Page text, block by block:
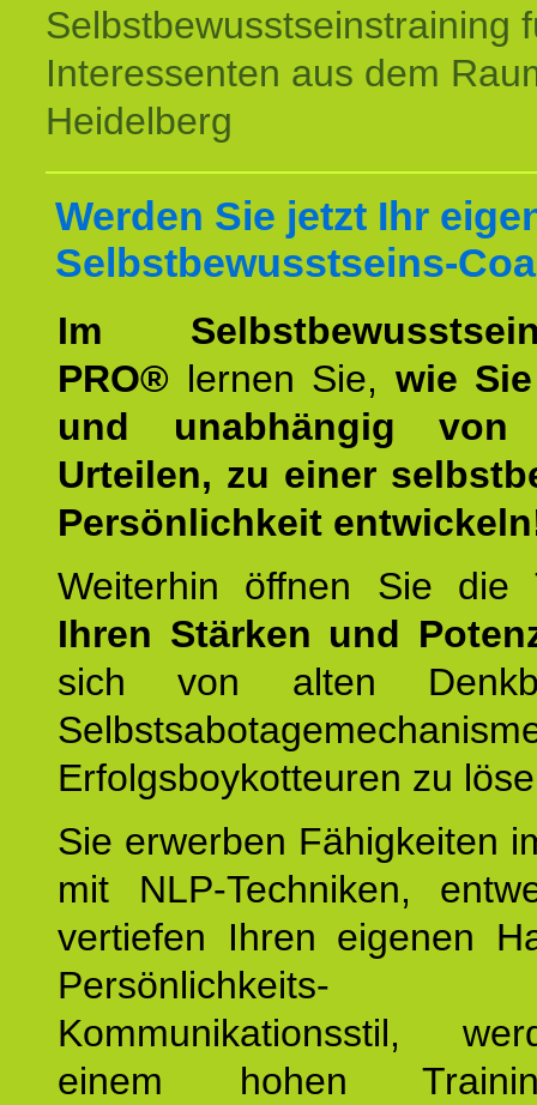
Selbstbewusstseinstraining
Interessenten aus dem
Heidelberg
Werden Sie jetzt Ihr
Selbstbewusstseins-
Im
PRO® lernen Sie, wie
und unabhängig von
Urteilen, zu einer
Persönlichkeit
Weiterhin öffnen Sie
Ihren Stärken und
sich von alten
Erfolgsboykotteuren zu
Sie erwerben Fähigkeiten
mit NLP-Techniken,
vertiefen Ihren eigenen
Kommunikationsstil,
einem hohen